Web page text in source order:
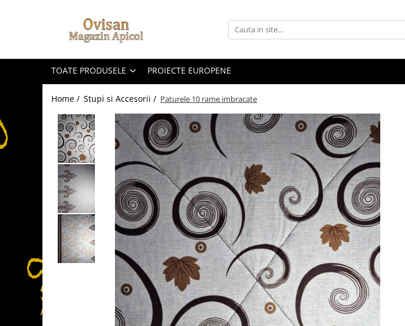
Toate Produsele
Cosulete cadou sarbatori
Creme si unguente
Ingrijire personala
Produse apicole
Siropuri & Licori
Produse apicole
Nou: Produse de Curatenie
Balsam de Rufe
Detergent Lichid
Detergent Pardoseli
Detergent Vase
TOATE PRODUSELE PROIECTE EUROPENE
Home / Stupi si Accesorii / Paturele 10 rame imbracate